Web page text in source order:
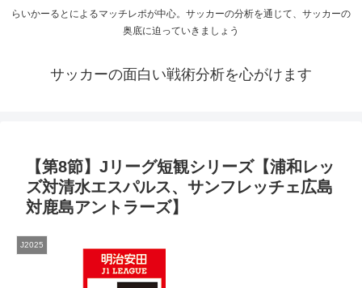
らいかーるとによるマッチレポが中心。サッカーの分析を通じて、サッカーの
奥底に迫っていきましょう
サッカーの面白い戦術分析を心がけます
【第8節】Jリーグ短観シリーズ【浦和レッ
ズ対清水エスパルス、サンフレッチェ広島
対鹿島アントラーズ】
J2025